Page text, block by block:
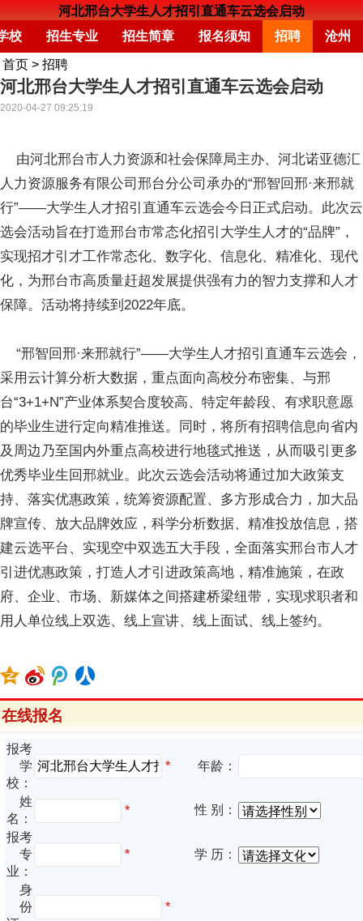
河北邢台大学生人才招引直通车云选会启动
校
招生专业 招生简章 报名须知 招聘 沧州
首页 > 招聘
河北邢台大学生人才招引直通车云选会启动
2020-04-27 09:25:19
由河北邢台市人力资源和社会保障局主办、河北诺亚德汇
人力资源服务有限公司邢台分公司承办的“邢智回邢·来邢就
行”——大学生人才招引直通车云选会今日正式启动。此次云
选会活动旨在打造邢台市常态化招引大学生人才的“品牌”，
实现招才引才工作常态化、数字化、信息化、精准化、现代
化，为邢台市高质量赶超发展提供强有力的智力支撑和人才
保障。活动将持续到2022年底。
“邢智回邢·来邢就行”——大学生人才招引直通车云选会，
采用云计算分析大数据，重点面向高校分布密集、与邢
台“3+1+N”产业体系契合度较高、特定年龄段、有求职意愿
的毕业生进行定向精准推送。同时，将所有招聘信息向省内
及周边乃至国内外重点高校进行地毯式推送，从而吸引更多
优秀毕业生回邢就业。此次云选会活动将通过加大政策支
持、落实优惠政策，统筹资源配置、多方形成合力，加大品
牌宣传、放大品牌效应，科学分析数据、精准投放信息，搭
建云选平台、实现空中双选五大手段，全面落实邢台市人才
引进优惠政策，打造人才引进政策高地，精准施策，在政
府、企业、市场、新媒体之间搭建桥梁纽带，实现求职者和
用人单位线上双选、线上宣讲、线上面试、线上签约。
在线报名
报考
学
校：
* 年龄：
姓
名：
*
性 别：
报考
专
业：
* 学 历：
身
份
*